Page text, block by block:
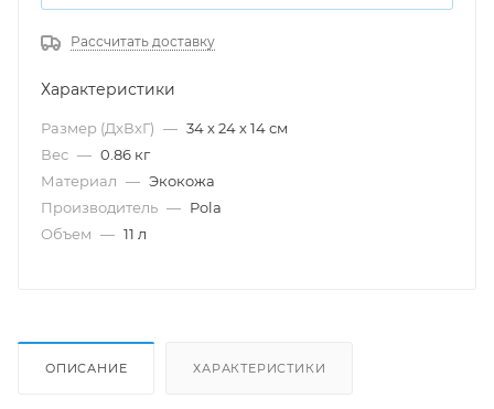
Рассчитать доставку
Характеристики
Размер (ДхВхГ) — 34 х 24 х 14 см
Вес — 0.86 кг
Материал — Экокожа
Производитель — Pola
Объем — 11 л
ОПИСАНИЕ ХАРАКТЕРИСТИКИ